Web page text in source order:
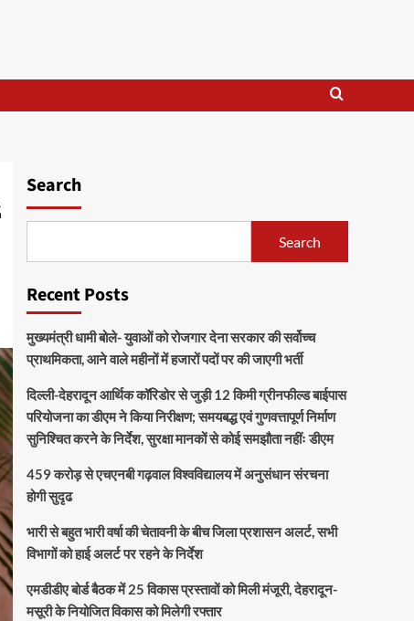
Search
Search
Recent Posts
मुख्यमंत्री धामी बोले- युवाओं को रोजगार देना सरकार की सर्वोच्च
प्राथमिकता, आने वाले महीनों में हजारों पदों पर की जाएगी भर्ती
दिल्ली-देहरादून आर्थिक कॉरिडोर से जुड़ी 12 किमी ग्रीनफील्ड बाईपास
परियोजना का डीएम ने किया निरीक्षण; समयबद्ध एवं गुणवत्तापूर्ण निर्माण
सुनिश्चित करने के निर्देश, सुरक्षा मानकों से कोई समझौता नहींः डीएम
459 करोड़ से एचएनबी गढ़वाल विश्वविद्यालय में अनुसंधान संरचना
होगी सुदृढ
भारी से बहुत भारी वर्षा की चेतावनी के बीच जिला प्रशासन अलर्ट, सभी
विभागों को हाई अलर्ट पर रहने के निर्देश
एमडीडीए बोर्ड बैठक में 25 विकास प्रस्तावों को मिली मंजूरी, देहरादून-
मसूरी के नियोजित विकास को मिलेगी रफ्तार